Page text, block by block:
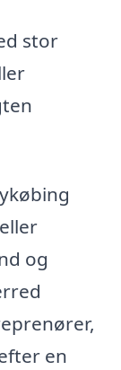
stor
og
en